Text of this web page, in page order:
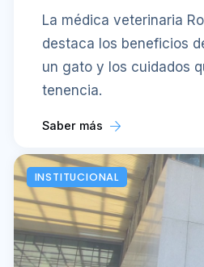
La médica veterinaria
destaca los beneficios
un gato y los cuidados
tenencia.
Saber más
INSTITUCIONAL